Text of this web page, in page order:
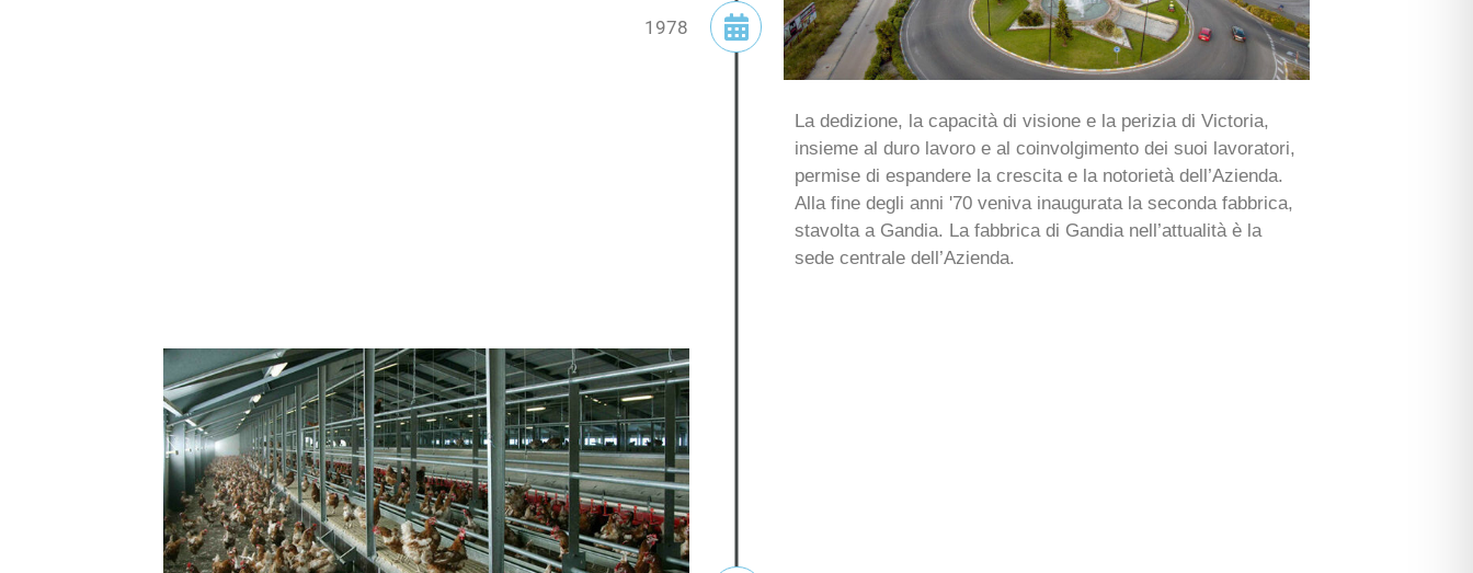
1978
La dedizione, la capacità di visione e la perizia di Victoria,
insieme al duro lavoro e al coinvolgimento dei suoi lavoratori,
permise di espandere la crescita e la notorietà dell’Azienda.
Alla fine degli anni '70 veniva inaugurata la seconda fabbrica,
stavolta a Gandia. La fabbrica di Gandia nell’attualità è la
sede centrale dell’Azienda.